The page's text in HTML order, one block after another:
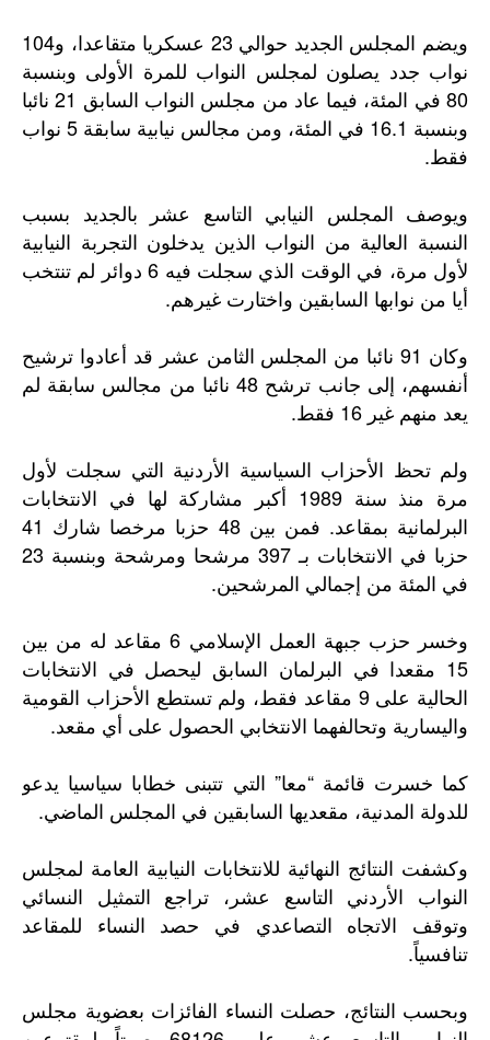
ويضم المجلس الجديد حوالي 23 عسكريا متقاعدا، و104
نواب جدد يصلون لمجلس النواب للمرة الأولى وبنسبة
80 في المئة، فيما عاد من مجلس النواب السابق 21 نائبا
وبنسبة 16.1 في المئة، ومن مجالس نيابية سابقة 5 نواب
فقط.
ويوصف المجلس النيابي التاسع عشر بالجديد بسبب
النسبة العالية من النواب الذين يدخلون التجربة النيابية
لأول مرة، في الوقت الذي سجلت فيه 6 دوائر لم تنتخب
أيا من نوابها السابقين واختارت غيرهم.
وكان 91 نائبا من المجلس الثامن عشر قد أعادوا ترشيح
أنفسهم، إلى جانب ترشح 48 نائبا من مجالس سابقة لم
يعد منهم غير 16 فقط.
ولم تحظ الأحزاب السياسية الأردنية التي سجلت لأول
مرة منذ سنة 1989 أكبر مشاركة لها في الانتخابات
البرلمانية بمقاعد. فمن بين 48 حزبا مرخصا شارك 41
حزبا في الانتخابات بـ 397 مرشحا ومرشحة وبنسبة 23
في المئة من إجمالي المرشحين.
وخسر حزب جبهة العمل الإسلامي 6 مقاعد له من بين
15 مقعدا في البرلمان السابق ليحصل في الانتخابات
الحالية على 9 مقاعد فقط، ولم تستطع الأحزاب القومية
واليسارية وتحالفهما الانتخابي الحصول على أي مقعد.
كما خسرت قائمة “معا” التي تتبنى خطابا سياسيا يدعو
للدولة المدنية، مقعديها السابقين في المجلس الماضي.
وكشفت النتائج النهائية للانتخابات النيابية العامة لمجلس
النواب الأردني التاسع عشر، تراجع التمثيل النسائي
وتوقف الاتجاه التصاعدي في حصد النساء للمقاعد
تنافسياً.
وبحسب النتائج، حصلت النساء الفائزات بعضوية مجلس